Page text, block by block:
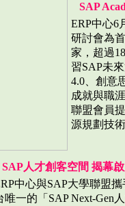
SAP
ERP中心6
研討會為
家，超過
習SAP未
4.0、創意
成就與職
聯盟會員
源規劃技
SAP人才創客空間 揭幕啟
中心與SAP大學聯盟
唯一的「SAP Next-Gen